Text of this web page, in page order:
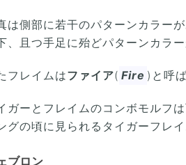
は側部に若干のパターンカラー
、且つ手足に殆どパターンカラ
フレイムはファイア( Fire )と呼
ガーとフレイムのコンボモルフ
グの頃に見られるタイガーフレ
ブロン